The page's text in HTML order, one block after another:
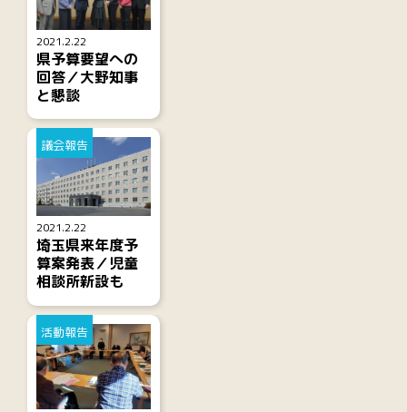
2021.2.22
県予算要望への
回答／大野知事
と懇談
2021.2.22
議会報告
埼玉県来年度予
算案発表／児童
相談所新設も
活動報告